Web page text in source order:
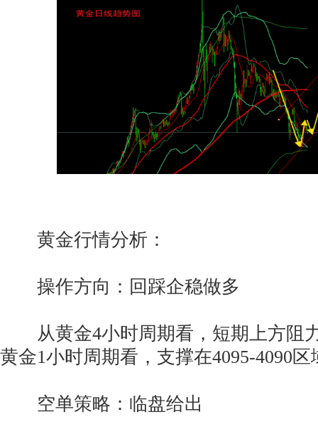
黄金行情分析：
操作方向：回踩企稳做多
从黄金4小时周期看，短期上方阻力
黄金1小时周期看，支撑在4095-4090区
空单策略：临盘给出